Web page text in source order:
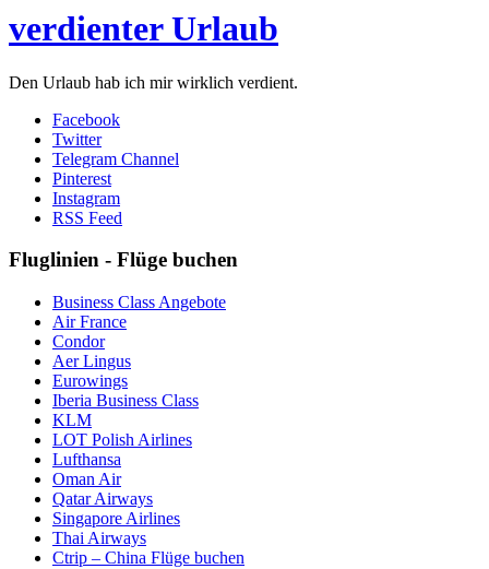
verdienter Urlaub
Den Urlaub hab ich mir wirklich verdient.
Facebook
Twitter
Telegram Channel
Pinterest
Instagram
RSS Feed
Fluglinien - Flüge buchen
Business Class Angebote
Air France
Condor
Aer Lingus
Eurowings
Iberia Business Class
KLM
LOT Polish Airlines
Lufthansa
Oman Air
Qatar Airways
Singapore Airlines
Thai Airways
Ctrip – China Flüge buchen